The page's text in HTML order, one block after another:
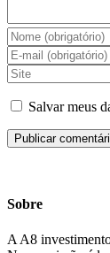
Salvar meus
Sobre
A A8